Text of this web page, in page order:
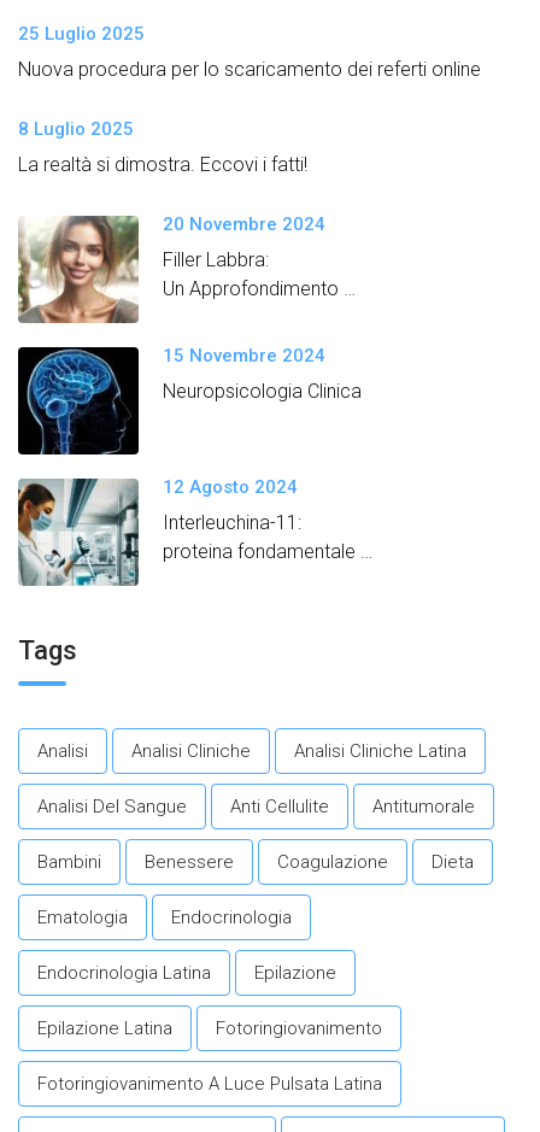
25 Luglio 2025
Nuova procedura per lo scaricamento dei referti online
8 Luglio 2025
La realtà si dimostra. Eccovi i fatti!
20 Novembre 2024
Filler Labbra:
Un Approfondimento
15 Novembre 2024
Neuropsicologia Clinica
12 Agosto 2024
Interleuchina-11:
proteina fondamentale
Tags
Analisi Analisi Cliniche Analisi Cliniche Latina
Analisi Del Sangue Anti Cellulite Antitumorale
Bambini Benessere Coagulazione Dieta
Ematologia Endocrinologia
Endocrinologia Latina Epilazione
Epilazione Latina Fotoringiovanimento
Fotoringiovanimento A Luce Pulsata Latina